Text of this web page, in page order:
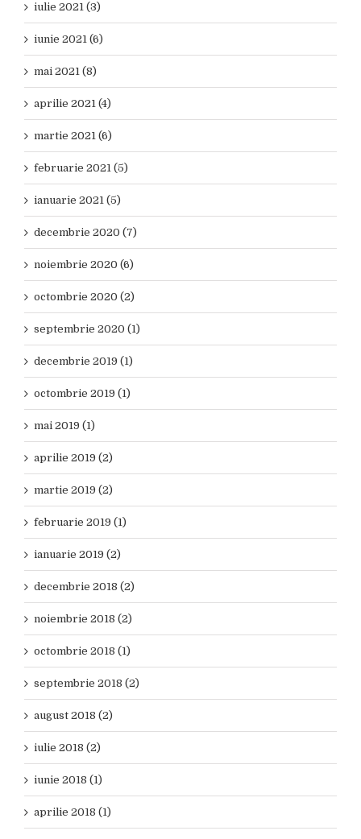
iulie 2021 (3)
iunie 2021 (6)
mai 2021 (8)
aprilie 2021 (4)
martie 2021 (6)
februarie 2021 (5)
ianuarie 2021 (5)
decembrie 2020 (7)
noiembrie 2020 (6)
octombrie 2020 (2)
septembrie 2020 (1)
decembrie 2019 (1)
octombrie 2019 (1)
mai 2019 (1)
aprilie 2019 (2)
martie 2019 (2)
februarie 2019 (1)
ianuarie 2019 (2)
decembrie 2018 (2)
noiembrie 2018 (2)
octombrie 2018 (1)
septembrie 2018 (2)
august 2018 (2)
iulie 2018 (2)
iunie 2018 (1)
aprilie 2018 (1)